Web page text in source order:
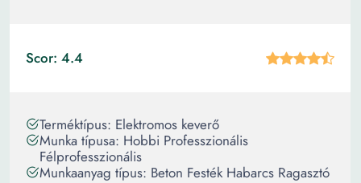
Scor: 4.4
Terméktípus: Elektromos keverő
Munka típusa: Hobbi Professzionális
Félprofesszionális
Munkaanyag típus: Beton Festék Habarcs Ragasztó